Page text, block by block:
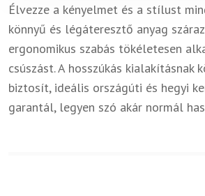
Élvezze a kényelmet és a stílust
könnyű és légáteresztő anyag
ergonomikus szabás tökéletesen
csúszást. A hosszúkás
biztosít, ideális országúti és hegyi
garantál, legyen szó akár normál